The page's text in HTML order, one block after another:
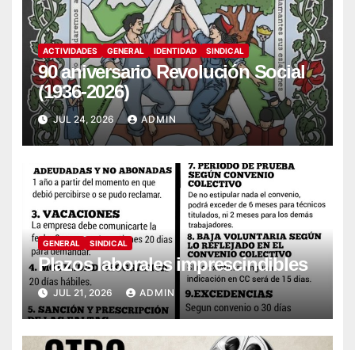
ACTIVIDADES GENERAL IDENTIDAD SINDICAL
90 aniversario Revolución Social
(1936-2026)
JUL 24, 2026 ADMIN
GENERAL SINDICAL
Plazos laborales imprescindibles
JUL 21, 2026 ADMIN